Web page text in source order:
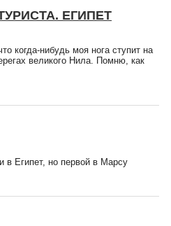
ЕГИПЕТ
когда-нибудь моя нога ступит на
великого Нила. Помню, как
в Египет, но первой в Марсу